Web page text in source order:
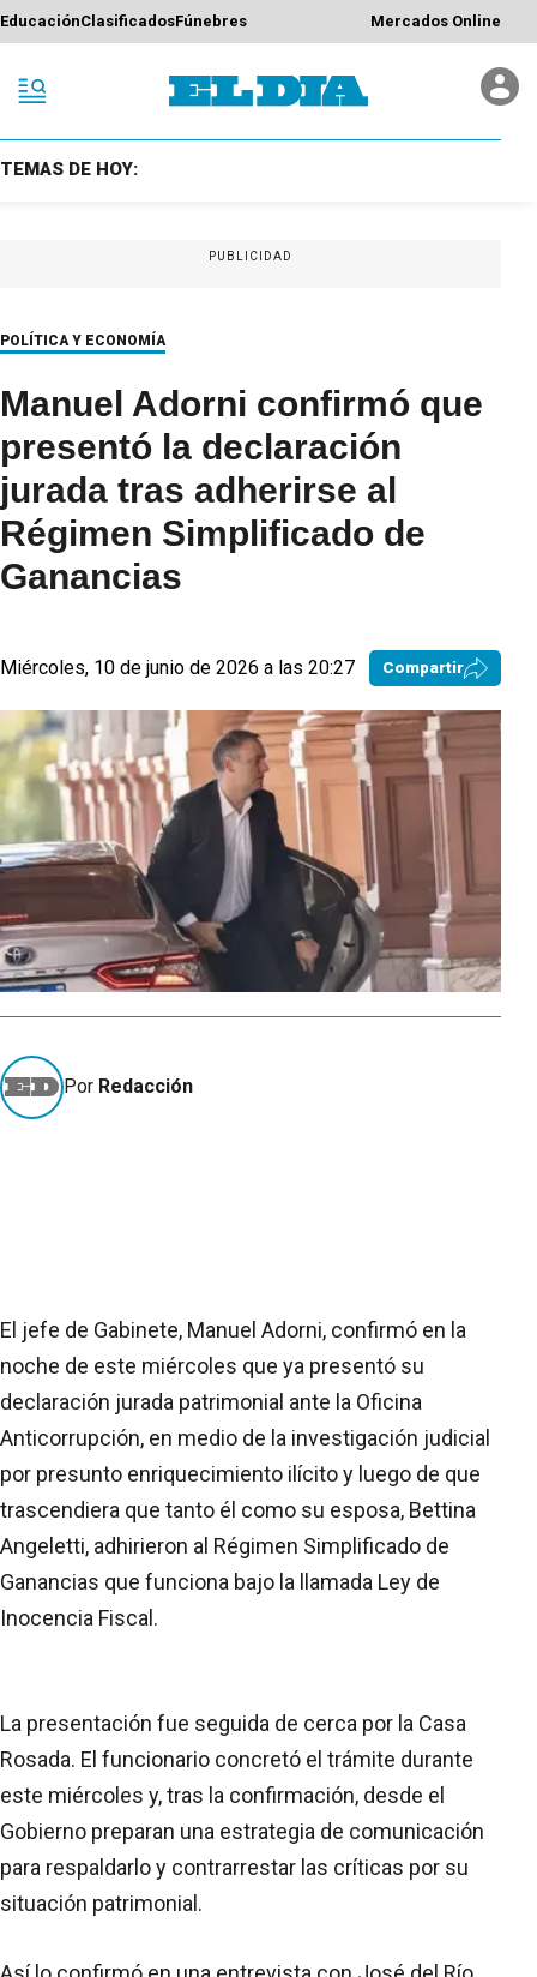
EducaciónClasificadosFúnebres Mercados Online
TEMAS DE HOY:
PUBLICIDAD
POLÍTICA Y ECONOMÍA
Manuel Adorni confirmó que
presentó la declaración
jurada tras adherirse al
Régimen Simplificado de
Ganancias
Miércoles, 10 de junio de 2026 a las 20:27 Compartir
Por Redacción
El jefe de Gabinete, Manuel Adorni, confirmó en la
noche de este miércoles que ya presentó su
declaración jurada patrimonial ante la Oficina
Anticorrupción, en medio de la investigación judicial
por presunto enriquecimiento ilícito y luego de que
trascendiera que tanto él como su esposa, Bettina
Angeletti, adhirieron al Régimen Simplificado de
Ganancias que funciona bajo la llamada Ley de
Inocencia Fiscal.
La presentación fue seguida de cerca por la Casa
Rosada. El funcionario concretó el trámite durante
este miércoles y, tras la confirmación, desde el
Gobierno preparan una estrategia de comunicación
para respaldarlo y contrarrestar las críticas por su
situación patrimonial.